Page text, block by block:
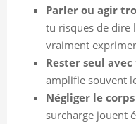
Parler ou agir
tu risques de dire
vraiment
Rester seul avec
amplifie souvent
Négliger le corps
surcharge jouent